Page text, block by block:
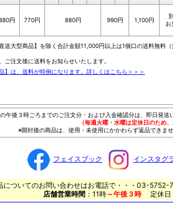
円 770円 880円 990円 1,100円
お
送大型商品】を除く合計金額11,000円以上は1個口の送料無料（
ご注文後に送料をお知らせいたします。
】は、送料が特例になります。詳しくはこちら＞＞＞
午後３時ごろまでのご注文分・および入金確認分は、即日発
（毎週火曜・水曜は定休日のため
※開封後の商品は、使用・未使用にかかわらず返品できま
フェイスブック インスタグ
についてのお問い合わせはお電話で・・・03-5752-
店舗営業時間 ：11時～午後３時 定休